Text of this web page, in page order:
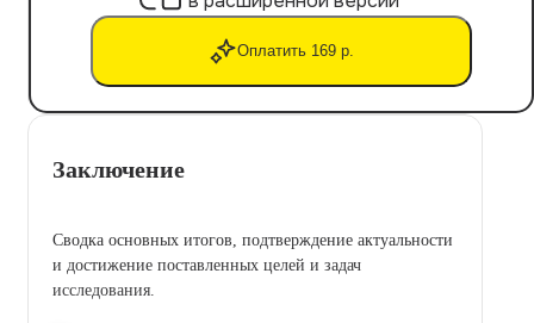
Оплатить 169 р.
Заключение
Сводка основных итогов, подтверждение актуальности
и достижение поставленных целей и задач
исследования.